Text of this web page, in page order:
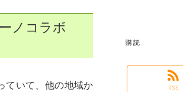
ノコラボ
ていて、他の地域か
購読
RSS